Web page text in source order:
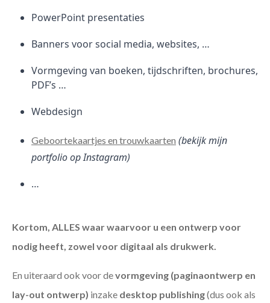
PowerPoint presentaties
Banners voor social media, websites, …
Vormgeving van boeken, tijdschriften, brochures,
PDF’s …
Webdesign
Geboortekaartjes en trouwkaarten (bekijk mijn
portfolio op Instagram)
…
Kortom, ALLES waar waarvoor u een ontwerp voor
nodig heeft, zowel voor digitaal als drukwerk.
En uiteraard ook voor devormgeving (paginaontwerp en
lay-out ontwerp) inzake desktop publishing(dus ook als